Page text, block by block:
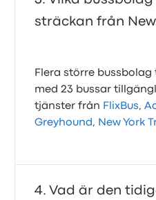
sträckan från
Flera större
med 23 bussar
tjänster från FlixBus,
Greyhound , New York
Vad är den